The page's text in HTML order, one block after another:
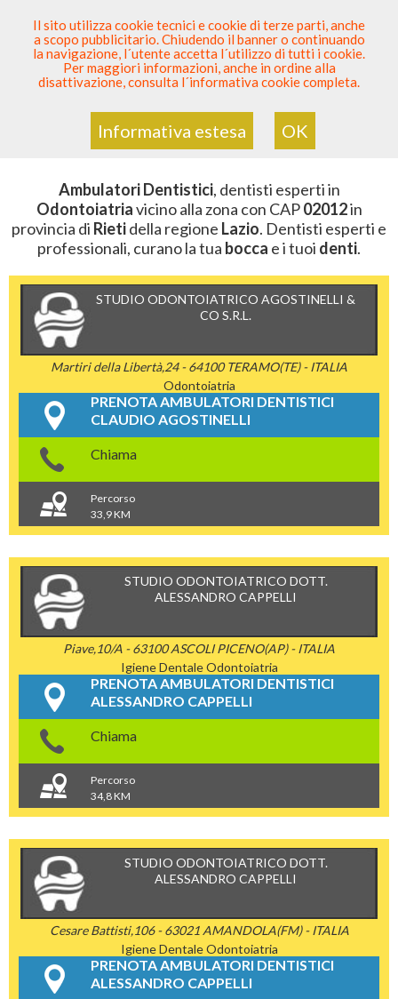
SEI DENTISTA? PARTECIPA
Sei QuiElenco Dentista Sicuro > Odontoiatria>
Ambulatori Dentistici>Lazio>Rieti>CAP 02012
ZONA CON CAP 02012
Ambulatori Dentistici, dentisti esperti in
Odontoiatriavicino alla zona con CAP02012in
provincia di Rietidella regione Lazio. Dentisti esperti e
professionali, curano la tua bocca e i tuoi denti.
STUDIO ODONTOIATRICO AGOSTINELLI &
CO S.R.L.
Martiri della Libertà,24 - 64100 TERAMO(TE) - ITALIA
Odontoiatria
PRENOTA AMBULATORI DENTISTICI
CLAUDIO AGOSTINELLI
Chiama
Percorso
33,9 KM
STUDIO ODONTOIATRICO DOTT.
ALESSANDRO CAPPELLI
Piave,10/A - 63100 ASCOLI PICENO(AP) - ITALIA
Igiene Dentale Odontoiatria
PRENOTA AMBULATORI DENTISTICI
ALESSANDRO CAPPELLI
Chiama
Percorso
34,8 KM
STUDIO ODONTOIATRICO DOTT.
ALESSANDRO CAPPELLI
Cesare Battisti,106 - 63021 AMANDOLA(FM) - ITALIA
Igiene Dentale Odontoiatria
PRENOTA AMBULATORI DENTISTICI
ALESSANDRO CAPPELLI
Il sito utilizza cookie tecnici e cookie di terze parti, anche
a scopo pubblicitario. Chiudendo il banner o continuando
la navigazione, l´utente accetta l´utilizzo di tutti i cookie.
Per maggiori informazioni, anche in ordine alla
disattivazione, consulta l´informativa cookie completa.
Informativa estesa OK